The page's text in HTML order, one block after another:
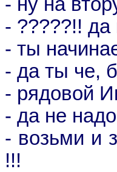
- ?????!!
- ты
- да ты че,
- рядовой
- да не
- возьми и
!!!